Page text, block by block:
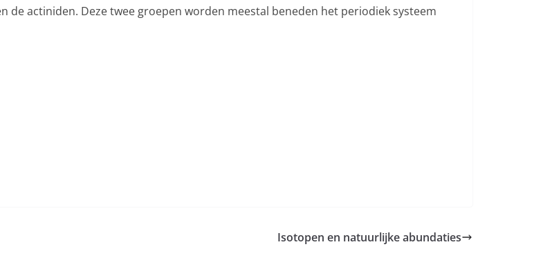
de actiniden. Deze twee groepen worden meestal beneden het periodiek systeem
Isotopen en natuurlijke abundaties